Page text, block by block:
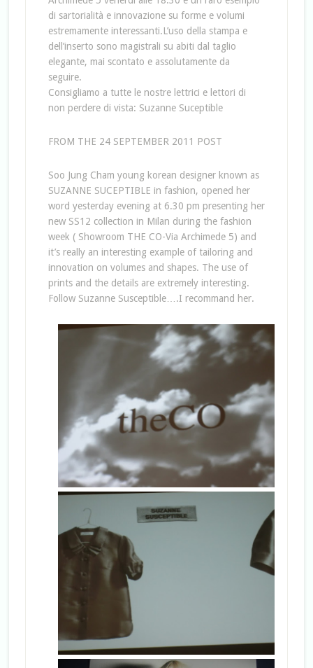
di sartorialità e innovazione su forme e volumi
estremamente interessanti.L’uso della stampa e
dell’inserto sono magistrali su abiti dal taglio
elegante, mai scontato e assolutamente da
seguire.
Consigliamo a tutte le nostre lettrici e lettori di
non perdere di vista: Suzanne Suceptible
FROM THE 24 SEPTEMBER 2011 POST
Soo Jung Cham young korean designer known as
SUZANNE SUCEPTIBLE in fashion, opened her
word yesterday evening at 6.30 pm presenting her
new SS12 collection in Milan during the fashion
week ( Showroom THE CO-Via Archimede 5) and
it’s really an interesting example of tailoring and
innovation on volumes and shapes. The use of
prints and the details are extremely interesting.
Follow Suzanne Susceptible….I recommand her.